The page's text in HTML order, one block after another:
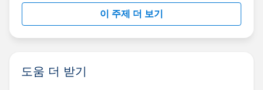
이 주제 더 보기
도움 더 받기